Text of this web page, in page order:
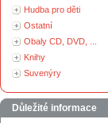
Hudba pro děti
Ostatní
Obaly CD, DVD, ...
Knihy
Suvenýry
Důležité informace